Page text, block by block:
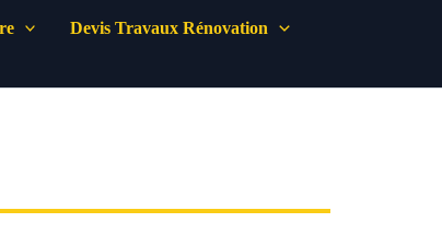
Devis Travaux Rénovation